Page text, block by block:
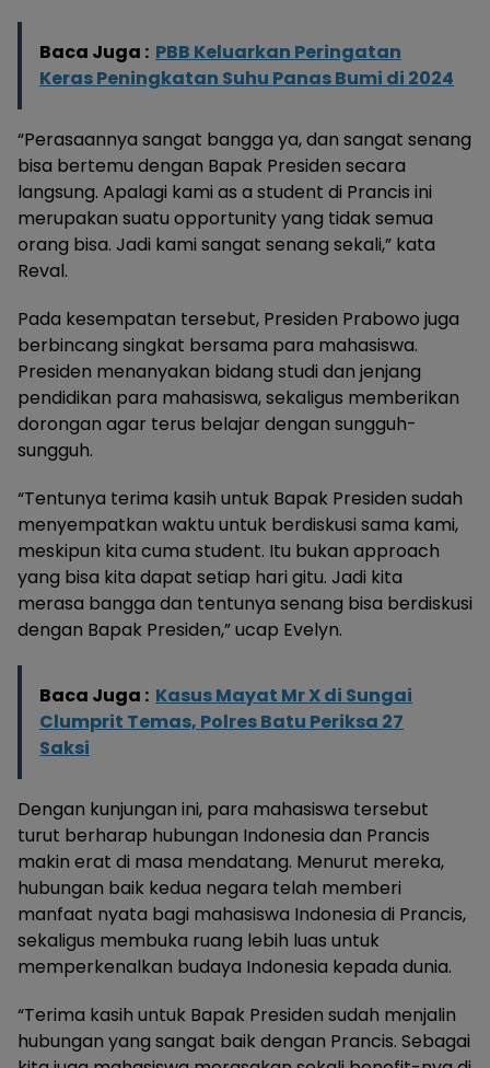
Baca Juga : PBB Keluarkan Peringatan
Keras Peningkatan Suhu Panas Bumi di 2024
“Perasaannya sangat bangga ya, dan sangat senang
bisa bertemu dengan Bapak Presiden secara
langsung. Apalagi kami as a student di Prancis ini
merupakan suatu opportunity yang tidak semua
orang bisa. Jadi kami sangat senang sekali,” kata
Reval.
Pada kesempatan tersebut, Presiden Prabowo juga
berbincang singkat bersama para mahasiswa.
Presiden menanyakan bidang studi dan jenjang
pendidikan para mahasiswa, sekaligus memberikan
dorongan agar terus belajar dengan sungguh-
sungguh.
“Tentunya terima kasih untuk Bapak Presiden sudah
menyempatkan waktu untuk berdiskusi sama kami,
meskipun kita cuma student. Itu bukan approach
yang bisa kita dapat setiap hari gitu. Jadi kita
merasa bangga dan tentunya senang bisa berdiskusi
dengan Bapak Presiden,” ucap Evelyn.
Baca Juga : Kasus Mayat Mr X di Sungai
Clumprit Temas, Polres Batu Periksa 27
Saksi
Dengan kunjungan ini, para mahasiswa tersebut
turut berharap hubungan Indonesia dan Prancis
makin erat di masa mendatang. Menurut mereka,
hubungan baik kedua negara telah memberi
manfaat nyata bagi mahasiswa Indonesia di Prancis,
sekaligus membuka ruang lebih luas untuk
memperkenalkan budaya Indonesia kepada dunia.
“Terima kasih untuk Bapak Presiden sudah menjalin
hubungan yang sangat baik dengan Prancis. Sebagai